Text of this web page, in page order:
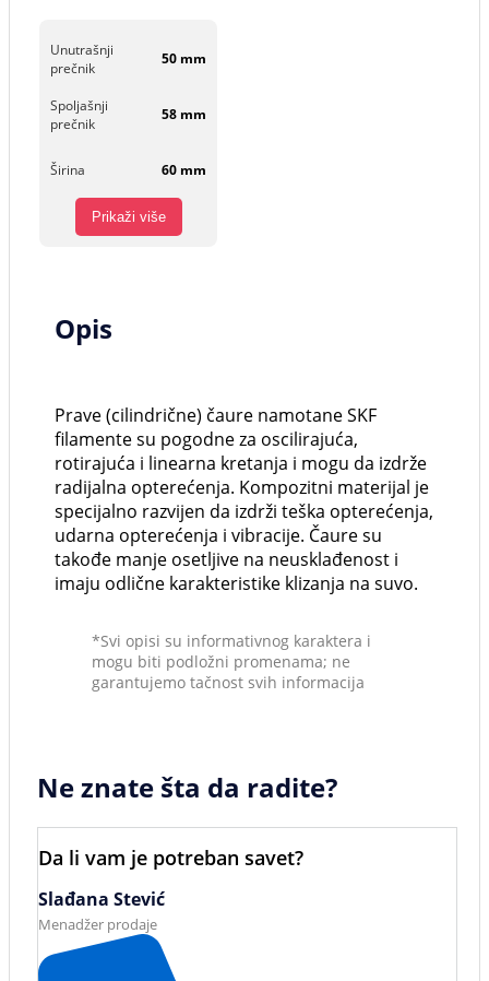
Unutrašnji
prečnik
50 mm
Spoljašnji
prečnik
58 mm
Širina 60 mm
Prikaži više
Opis
Prave (cilindrične) čaure namotane SKF
filamente su pogodne za oscilirajuća,
rotirajuća i linearna kretanja i mogu da izdrže
radijalna opterećenja. Kompozitni materijal je
specijalno razvijen da izdrži teška opterećenja,
udarna opterećenja i vibracije. Čaure su
takođe manje osetljive na neusklađenost i
imaju odlične karakteristike klizanja na suvo.
*Svi opisi su informativnog karaktera i
mogu biti podložni promenama; ne
garantujemo tačnost svih informacija
Ne znate šta da radite?
Da li vam je potreban savet?
Slađana Stević
Menadžer prodaje